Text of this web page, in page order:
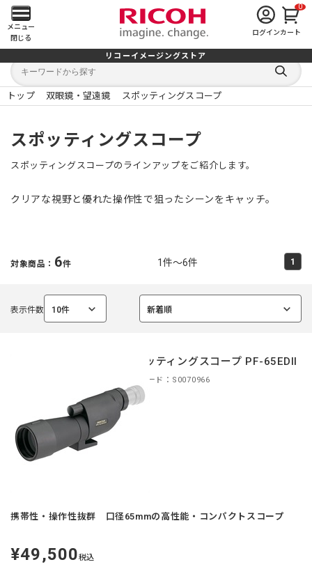
メ
イ
ン
メ
ニ
ュ
ー
メニュー
閉じる
ログイン
0
カート
リコーイメージングストア
キ
ワ
ー
キ
検
索
る
トップ 双眼鏡・望遠鏡 スポッティングスコープ
スポッティングスコープ
スポッティングスコープのラインアップをご紹介します。
クリアな視野と優れた操作性で狙ったシーンをキャッチ。
対象商品： 6件 1件～6件 1
表示件数 10件
選
新着順
選
スポッティングスコープ PF-65EDII
商品コード：S0070966
携帯性・操作性抜群 口径65mmの高性能・コンパクトスコープ
定
価
¥49,500税込